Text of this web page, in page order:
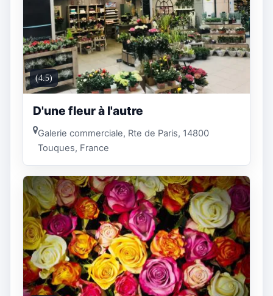
(4.5)
D'une fleur à l'autre
Galerie commerciale, Rte de Paris, 14800
Touques, France